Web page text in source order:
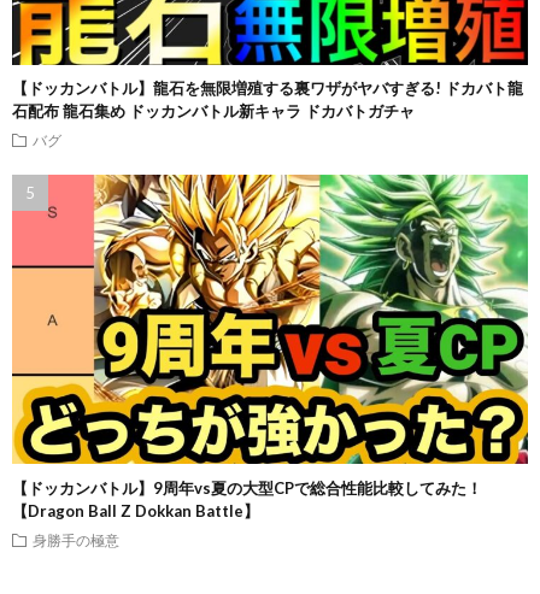
【ドッカンバトル】龍石を無限増殖する裏ワザがヤバすぎる! ドカバト龍
石配布 龍石集め ドッカンバトル新キャラ ドカバトガチャ
バグ
【ドッカンバトル】9周年vs夏の大型CPで総合性能比較してみた！
【Dragon Ball Z Dokkan Battle】
身勝手の極意